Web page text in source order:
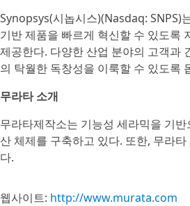
Synopsys(시놉시스)(Nasdaq: SNPS)
기반 제품을 빠르게 혁신할 수 있도록
제공한다. 다양한 산업 분야의 고객과
의 탁월한 독창성을 이룩할 수 있도록
무라타 소개
무라타제작소는 기능성 세라믹을 기
산 체제를 구축하고 있다. 또한, 무라
다.
웹사이트: http://www.murata.com